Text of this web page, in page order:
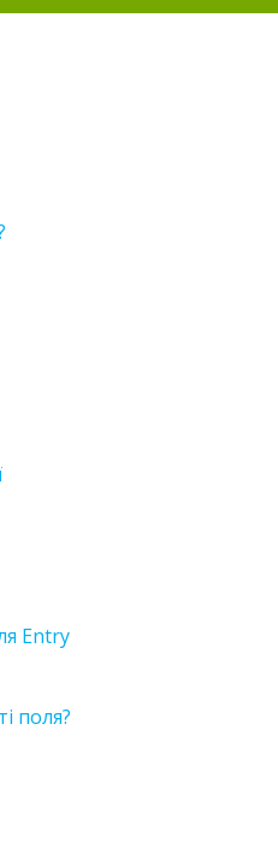
Entry
поля?